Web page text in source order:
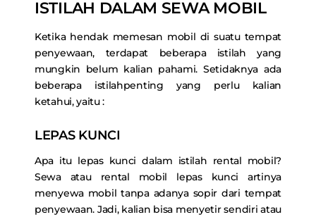
ISTILAH DALAM SEWA MOBIL
Ketika hendak memesan mobil di suatu tempat
penyewaan, terdapat beberapa istilah yang
mungkin belum kalian pahami. Setidaknya ada
beberapa istilahpenting yang perlu kalian
ketahui, yaitu :
LEPAS KUNCI
Apa itu lepas kunci dalam istilah rental mobil?
Sewa atau rental mobil lepas kunci artinya
menyewa mobil tanpa adanya sopir dari tempat
penyewaan. Jadi, kalian bisa menyetir sendiri atau